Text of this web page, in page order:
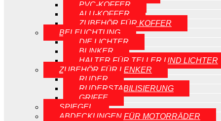
PVC-KOFFER
ALU-KOFFER
ZUBEHÖR FÜR KOFFER
BELEUCHTUNG
DIE LICHTER
BLINKER
HALTER FÜR TELLER UND LICHTER
ZUBEHÖR FÜR LENKER
RUDER
RUDERSTABILISIERUNG
GRIFFE
SPIEGEL
ABDECKUNGEN FÜR MOTORRÄDER